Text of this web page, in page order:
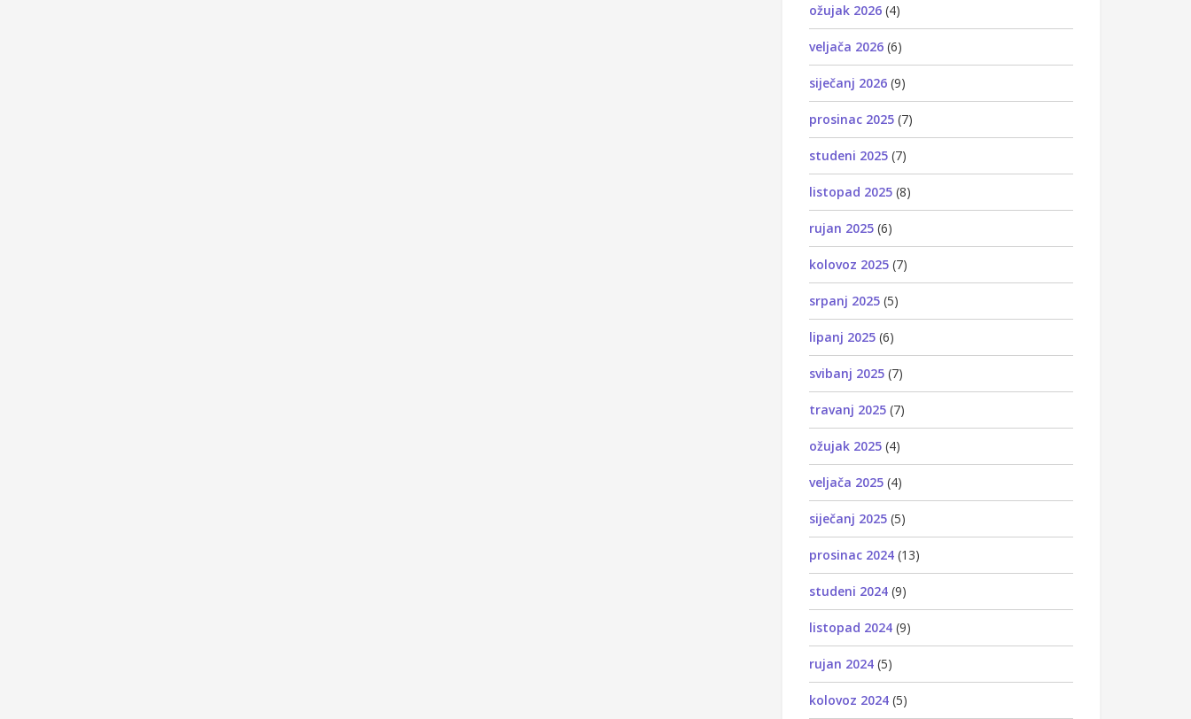
ožujak 2026 (4)
veljača 2026 (6)
siječanj 2026 (9)
prosinac 2025 (7)
studeni 2025 (7)
listopad 2025 (8)
rujan 2025 (6)
kolovoz 2025 (7)
srpanj 2025 (5)
lipanj 2025 (6)
svibanj 2025 (7)
travanj 2025 (7)
ožujak 2025 (4)
veljača 2025 (4)
siječanj 2025 (5)
prosinac 2024 (13)
studeni 2024 (9)
listopad 2024 (9)
rujan 2024 (5)
kolovoz 2024 (5)